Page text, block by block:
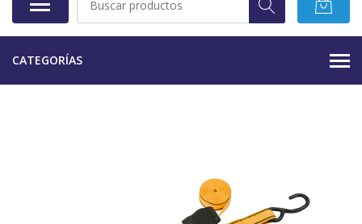
CATEGORÍAS